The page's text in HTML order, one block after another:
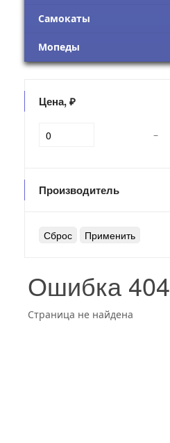
Ошибка 404
Страница не найдена
Самокаты
Мопеды
Цена, ₽
–
Производитель